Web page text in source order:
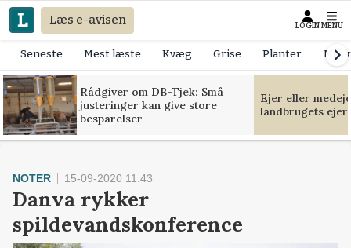
Læs e-avisen LOGIN MENU
Seneste Mest læste Kvæg Grise Planter
Rådgiver om DB-Tjek: Små
justeringer kan give store
besparelser
Ejer eller
landbrugets
NOTER 15-09-2020 11:43
Danva rykker
spildevandskonference